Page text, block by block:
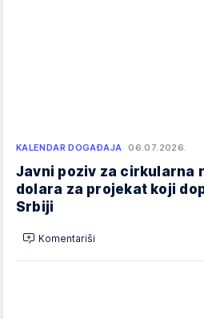
KALENDAR DOGAĐAJA 06.07.2026.
Javni poziv za cirkularna
dolara za projekat koji
Srbiji
Komentariši